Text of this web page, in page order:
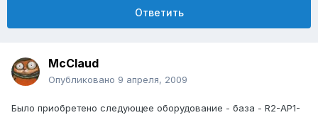
Ответить
McClaud
Опубликовано 9 апреля, 2009
Было приобретено следующее оборудование - база - R2-AP1-